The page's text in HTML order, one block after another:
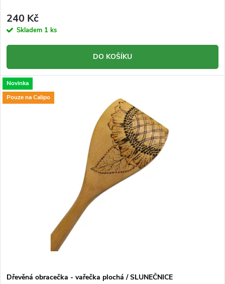
u
k
t
ů
u
k
t
ů
240 Kč
Skladem 1 ks
DO KOŠÍKU
Novinka
Pouze na Calipo
Dřevěná obracečka - vařečka plochá / SLUNEČNICE